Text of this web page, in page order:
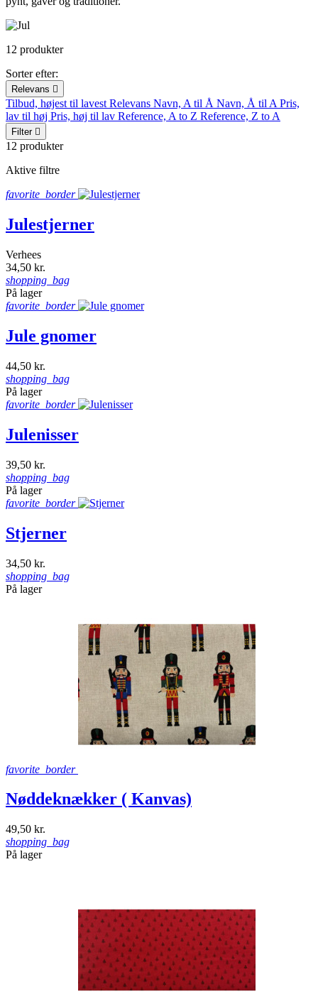
12 produkter
Sorter efter:
Relevans 
Tilbud, højest til lavest Relevans Navn, A til Å Navn, Å til A Pris,
lav til høj Pris, høj til lav Reference, A to Z Reference, Z to A
Filter 
12 produkter
Aktive filtre
favorite_border
Julestjerner
Verhees
34,50 kr.
shopping_bag
På lager
favorite_border
Jule gnomer
44,50 kr.
shopping_bag
På lager
favorite_border
Julenisser
39,50 kr.
shopping_bag
På lager
favorite_border
Stjerner
34,50 kr.
shopping_bag
På lager
favorite_border
Nøddeknækker ( Kanvas)
49,50 kr.
shopping_bag
På lager